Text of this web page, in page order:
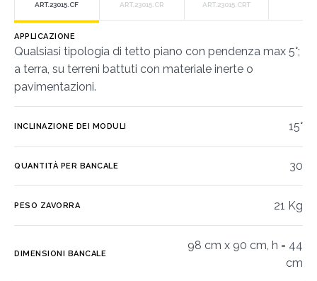
ART.23015.CF ART.23015.CR ART.23015.CRT
APPLICAZIONE
Qualsiasi tipologia di tetto piano con pendenza max 5°;
a terra, su terreni battuti con materiale inerte o
pavimentazioni.
INCLINAZIONE DEI MODULI 15°
QUANTITÀ PER BANCALE 30
PESO ZAVORRA 21 Kg
DIMENSIONI BANCALE
98 cm x 90 cm, h = 44
cm